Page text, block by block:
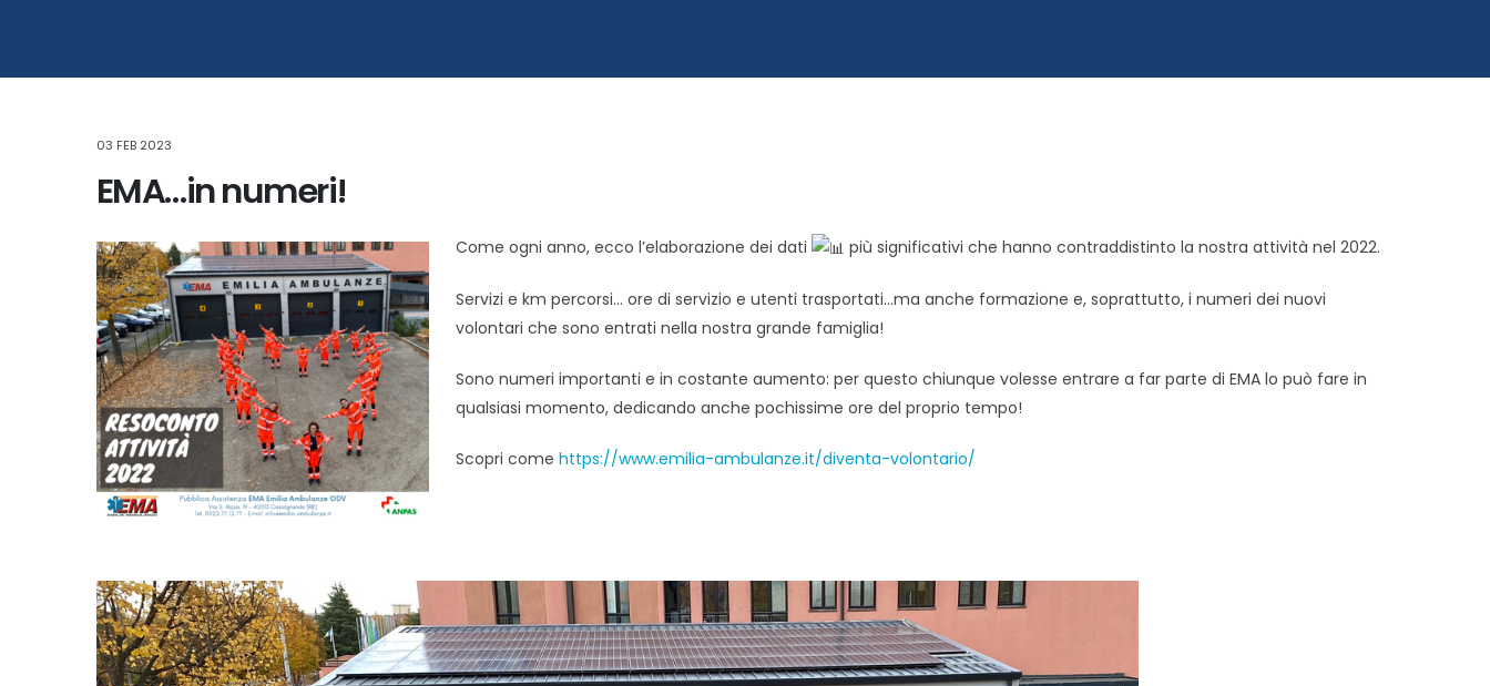
03 FEB 2023
EMA…in numeri!
Come ogni anno, ecco l’elaborazione dei dati più significativi che hanno contraddistinto la nostra attività nel 2022.
Servizi e km percorsi… ore di servizio e utenti trasportati…ma anche formazione e, soprattutto, i numeri dei nuovi
volontari che sono entrati nella nostra grande famiglia!
Sono numeri importanti e in costante aumento: per questo chiunque volesse entrare a far parte di EMA lo può fare in
qualsiasi momento, dedicando anche pochissime ore del proprio tempo!
Scopri come https://www.emilia-ambulanze.it/diventa-volontario/